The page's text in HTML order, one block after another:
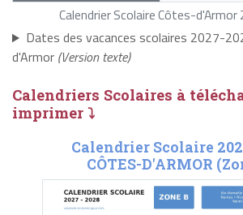
Calendrier Scolaire Côtes-
Dates des vacances scolaires 2027-
d'Armor (Version texte)
Calendriers Scolaires à
imprimer ⤵
Calendrier Scolaire
CÔTES-D'ARMOR